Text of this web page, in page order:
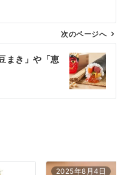
次のページへ
まき」や「恵
2025年8月4日